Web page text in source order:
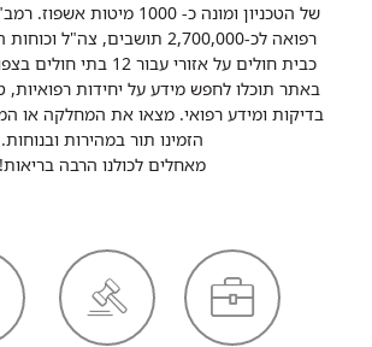
של הטכניון ומונה כ- 1000
רפואה לכ-2,700,000 תושבים,
כבית חולים על אזורי עבור 12 בתי חולים בצפון מדינת ישראל.
באתר תוכלו לחפש מידע על יחידות רפואיות,
בדיקות ומידע רפואי. מצאו את המחלקה או
הזמינו תור במהירות ובנוחות.
מאחלים לכולנו הרבה בריאות!